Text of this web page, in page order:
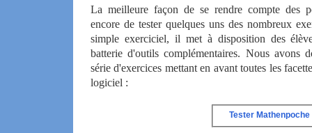
La meilleure façon de se rendre compte des
encore de tester quelques uns des nombreux
simple exerciciel, il met à disposition des
batterie d'outils complémentaires. Nous avons
série d'exercices mettant en avant toutes les
logiciel :
Tester Mathenpoche